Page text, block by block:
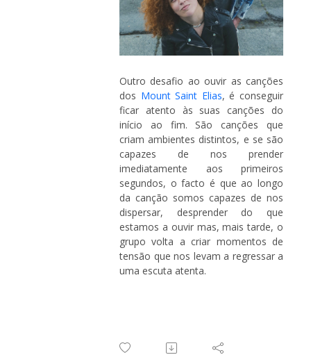
Outro desafio ao ouvir as canções
dos Mount Saint Elias, é conseguir
ficar atento às suas canções do
início ao fim. São canções que
criam ambientes distintos, e se são
capazes de nos prender
imediatamente aos primeiros
segundos, o facto é que ao longo
da canção somos capazes de nos
dispersar, desprender do que
estamos a ouvir mas, mais tarde, o
grupo volta a criar momentos de
tensão que nos levam a regressar a
uma escuta atenta.